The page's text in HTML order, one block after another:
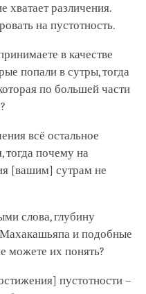
хватает различения.
на пустотность.
в качестве
попали в сутры, тогда
по большей части
всё остальное
почему на
[вашим] сутрам не
слова, глубину
и подобные
можете их понять?
пустотности –